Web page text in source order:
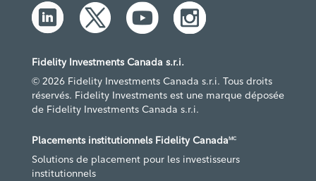
Fidelity Investments Canada s.r.i.
© 2026 Fidelity Investments Canada s.r.i. Tous droits
réservés. Fidelity Investments est une marque déposée
de Fidelity Investments Canada s.r.i.
Placements institutionnels Fidelity CanadaMC
Solutions de placement pour les investisseurs
institutionnels